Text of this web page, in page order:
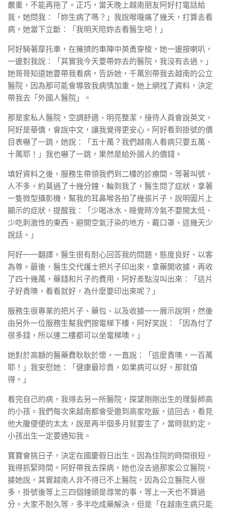
嚴重，不能再拖了。正巧，當天晚上越南朋友阿好打電話給
我，她問我：「妳生病了嗎？」我說喉嚨痛了幾天，打算去看
病。她當下立斷：「我明天陪妳去看醫生吧！」
阿好騎著摩托車，在擁擠的車陣中英勇穿梭，她一邊按喇叭，
一邊對我說：「其實我今天要帶妳去的醫院，我沒有去過。」
她哥哥知道她要帶我看病，告訴她，千萬別帶我去越南的公立
醫院，因為那可能會導致我病情加重。她上網找了資料，決定
帶我去「外國人醫院」。
那是家私人醫院，空調舒適、明亮整潔，接待人員會說英文，
阿好是華僑，會說中文，讓我覺得更安心。阿好看到掛號的價
目表嚇了一跳，她說：「五十萬？我們越南人看病只要五萬、
十萬耶！」我也嚇了一跳，果然是給外國人的價錢。
填好資料之後，服務生帶領我們到二樓的診療間，等著叫號，
人不多，約莫過了十幾分鐘，輪到我了，醫生問了症狀，拿著
一隻微型攝影機，幫我的耳鼻喉各拍了幾張片子，說明圖片上
顯示的症狀，提醒我：「少喝冰水、睡覺時冷氣不要開太低、
少吃刺激性的東西、避開空氣汙染的地方、戴口罩、這幾天少
說話。」
阿好一一翻譯，醫生很有耐心回答我的問題，態度良好、以客
為尊。最後，醫生交代護士把片子印出來，拿藥開收據，再收
了四十幾萬，藥錢和片子的費用，阿好差點沒叫出來：「這片
子好貴噢，看看就好，為什麼要印出來呢？」
服務生很專業的把片子、藥包、以及收據一一展示說明，然後
由另外一位服務生幫我們按電梯下樓，阿好笑說：「因為付了
很多錢，所以連二樓都可以坐電梯噢。」
她對於高額的醫藥費耿耿於懷，一直說：「這麼貴噢，一百萬
耶！」我安慰她：「健康最珍貴，如果病可以好，那就值
得。」
看完自己的病，我得去另一所醫院，探望剛剛出生的理髮師高
的小孩。我們每次來越南都會受邀到高家吃飯，這回去，看見
他大腹便便的太太，說是再半個多月就要生了，當時就約定，
小孩出生一定要通知我。
寶寶會挑日子，決定在國慶假日出生。因為住院的時間很短，
我得抓緊時間。阿好帶我去探病，她也沒去過那家公立醫院，
據她說，其實越南人非不得已不上醫院，因為公立醫院人很
多，掛號後等上三四個鐘頭是尋常的事，等上一天也不算過
分。大家不耐久等，多半吃成藥解決，但是「在越南生病只能